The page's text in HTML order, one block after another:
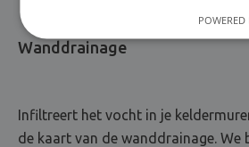
Wanddrainage
Infiltreert het vocht in je
de kaart van de wanddrainage. We
POWERED